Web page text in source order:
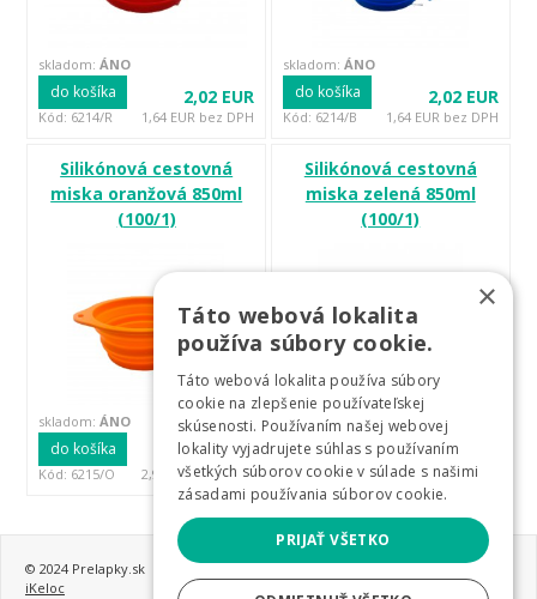
Kód: 6214/R
skladom: ÁNO
2,02 EUR
1,64 EUR bez DPH
do košíka
Kód: 6214/B
skladom: ÁNO
2,02 EUR
1,64 EUR bez DPH
do košíka
Silikónová cestovná
miska oranžová 850ml
(100/1)
Kód: 6215/O
skladom: ÁNO
3,63 EUR
2,95 EUR bez DPH
do košíka
Silikónová cestovná
miska zelená 850ml
(100/1)
Kód: 6215/G
skladom: ÁNO
3,63 EUR
2,95 EUR bez DPH
do košíka
© 2024 Prelapky.sk
iKeloc
×
Táto webová lokalita
používa súbory cookie.
Táto webová lokalita používa súbory
cookie na zlepšenie používateľskej
skúsenosti. Používaním našej webovej
lokality vyjadrujete súhlas s používaním
všetkých súborov cookie v súlade s našimi
zásadami používania súborov cookie.
PRIJAŤ VŠETKO